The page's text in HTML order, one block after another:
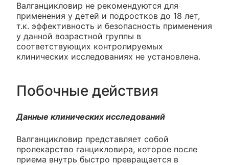
Валганцикловир не рекомендуются для
применения у детей и подростков до 18 лет,
т.к. эффективность и безопасность применения
у данной возрастной группы в
соответствующих контролируемых
клинических исследованиях не установлена.
Побочные действия
Данные клинических исследований
Валганцикловир представляет собой
пролекарство ганцикловира, которое после
приема внутрь быстро превращается в